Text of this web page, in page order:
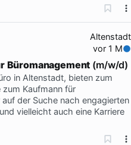
Altenstadt
vor 1 M
Büromanagement (m/w/d)
in Altenstadt, bieten zum
Kaufmann für
der Suche nach engagierten
vielleicht auch eine Karriere